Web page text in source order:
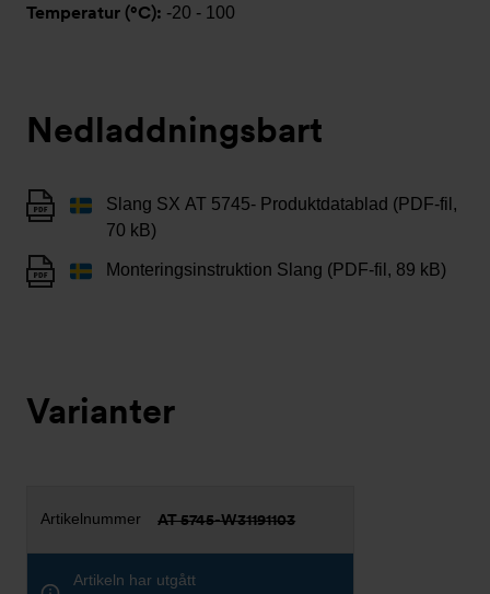
Temperatur (°C): -20 - 100
Nedladdningsbart
Slang SX AT 5745- Produktdatablad (PDF-fil,
70 kB)
Monteringsinstruktion Slang (PDF-fil, 89 kB)
Varianter
AT 5745-W31191103
Artikeln har utgått